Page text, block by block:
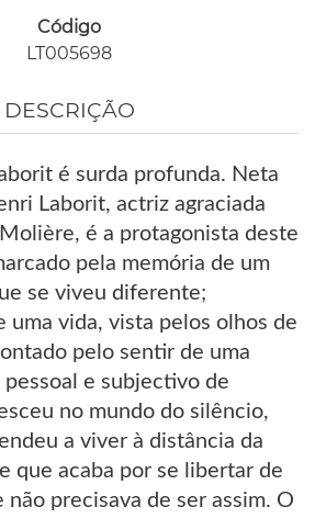
Código
LT005698
DESCRIÇÃO
é surda profunda. Neta
Laborit, actriz agraciada
é a protagonista deste
pela memória de um
se viveu diferente;
uma vida, vista pelos olhos de
pelo sentir de uma
pessoal e subjectivo de
no mundo do silêncio,
a viver à distância da
que acaba por se libertar de
não precisava de ser assim. O